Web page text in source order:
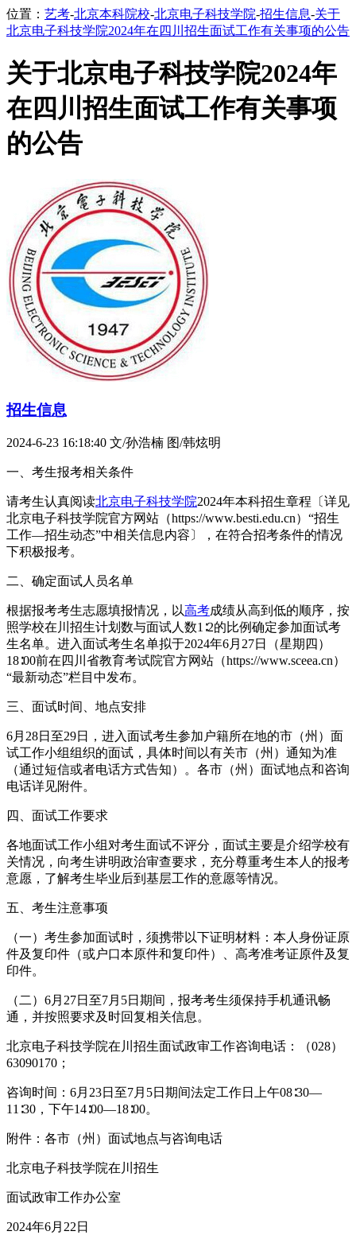
位置： 艺考-北京本科院校-北京电子科技学院-招生信息-关于
北京电子科技学院2024年在四川招生面试工作有关事项的公告
关于北京电子科技学院2024年
在四川招生面试工作有关事项
的公告
招生信息
2024-6-23 16:18:40 文/孙浩楠 图/韩炫明
一、考生报考相关条件
请考生认真阅读北京电子科技学院2024年本科招生章程〔详见
北京电子科技学院官方网站（https://www.besti.edu.cn）“招生
工作—招生动态”中相关信息内容〕，在符合招考条件的情况
下积极报考。
二、确定面试人员名单
根据报考考生志愿填报情况，以高考成绩从高到低的顺序，按
照学校在川招生计划数与面试人数1∶2的比例确定参加面试考
生名单。进入面试考生名单拟于2024年6月27日（星期四）
18∶00前在四川省教育考试院官方网站（https://www.sceea.cn）
“最新动态”栏目中发布。
三、面试时间、地点安排
6月28日至29日，进入面试考生参加户籍所在地的市（州）面
试工作小组组织的面试，具体时间以有关市（州）通知为准
（通过短信或者电话方式告知）。各市（州）面试地点和咨询
电话详见附件。
四、面试工作要求
各地面试工作小组对考生面试不评分，面试主要是介绍学校有
关情况，向考生讲明政治审查要求，充分尊重考生本人的报考
意愿，了解考生毕业后到基层工作的意愿等情况。
五、考生注意事项
（一）考生参加面试时，须携带以下证明材料：本人身份证原
件及复印件（或户口本原件和复印件）、高考准考证原件及复
印件。
（二）6月27日至7月5日期间，报考考生须保持手机通讯畅
通，并按照要求及时回复相关信息。
北京电子科技学院在川招生面试政审工作咨询电话：（028）
63090170；
咨询时间：6月23日至7月5日期间法定工作日上午08∶30—
11∶30，下午14∶00—18∶00。
附件：各市（州）面试地点与咨询电话
北京电子科技学院在川招生
面试政审工作办公室
2024年6月22日